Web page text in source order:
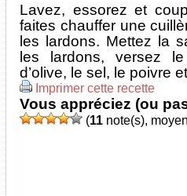
Lavez, essorez et
faites chauffer une
les lardons. Mettez la
les lardons, versez
d’olive, le sel, le poivre
Imprimer cette recette
Vous appréciez (ou
(11 note(s),